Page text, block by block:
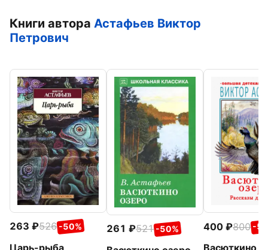
Книги автора Астафьев Виктор
Петрович
263 526 -50%
Царь-рыба
261 521 -50% 400 800 -